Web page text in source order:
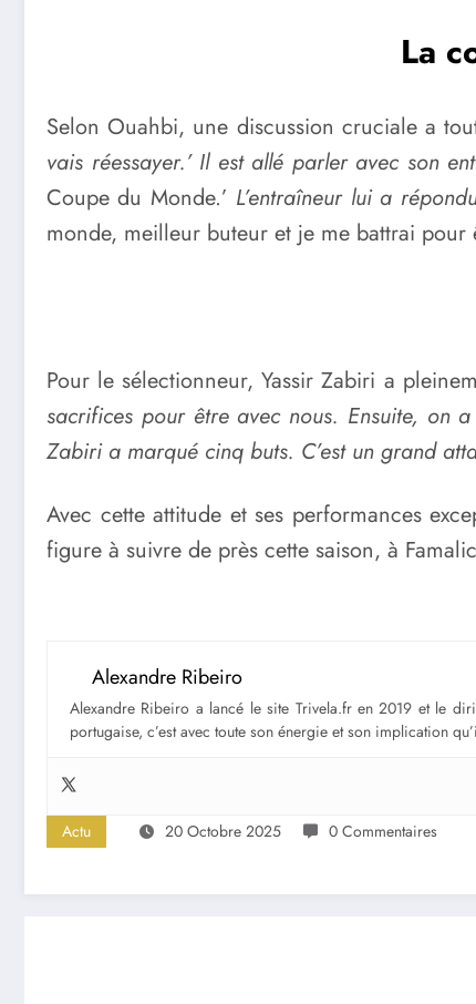
La
Selon Ouahbi, une discussion cruciale a
vais réessayer.’ Il est allé parler avec son
Coupe du Monde.’ L’entraîneur lui a
monde, meilleur buteur et je me battrai pour
Pour le sélectionneur, Yassir Zabiri a
sacrifices pour être avec nous. Ensuite, on
Zabiri a marqué cinq buts. C’est un grand
Avec cette attitude et ses performances
figure à suivre de près cette saison, à
Alexandre Ribeiro
Alexandre Ribeiro a lancé le site Trivela.fr en 2019 et le
portugaise, c’est avec toute son énergie et son implication
Actu 20 Octobre 2025 0 Commentaires